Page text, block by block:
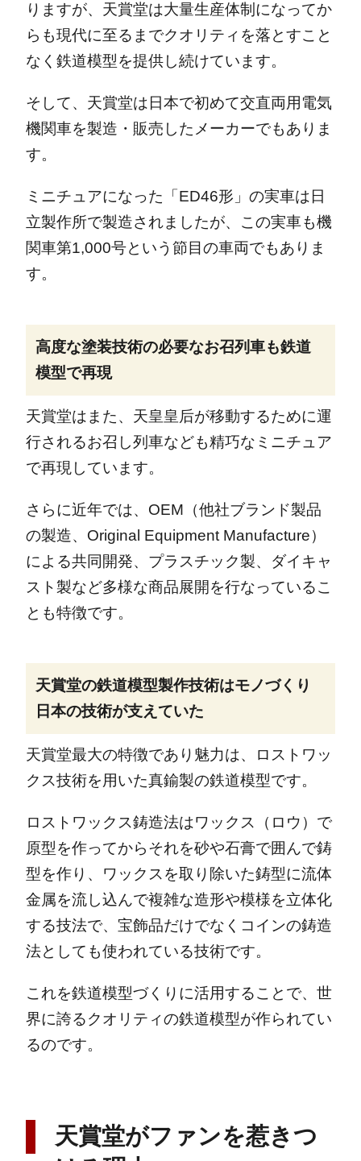
りますが、天賞堂は大量生産体制になってか
らも現代に至るまでクオリティを落とすこと
なく鉄道模型を提供し続けています。
そして、天賞堂は日本で初めて交直両用電気
機関車を製造・販売したメーカーでもありま
す。
ミニチュアになった「ED46形」の実車は日
立製作所で製造されましたが、この実車も機
関車第1,000号という節目の車両でもありま
す。
高度な塗装技術の必要なお召列車も鉄道
模型で再現
天賞堂はまた、天皇皇后が移動するために運
行されるお召し列車なども精巧なミニチュア
で再現しています。
さらに近年では、OEM（他社ブランド製品
の製造、Original Equipment Manufacture）
による共同開発、プラスチック製、ダイキャ
スト製など多様な商品展開を行なっているこ
とも特徴です。
天賞堂の鉄道模型製作技術はモノづくり
日本の技術が支えていた
天賞堂最大の特徴であり魅力は、ロストワッ
クス技術を用いた真鍮製の鉄道模型です。
ロストワックス鋳造法はワックス（ロウ）で
原型を作ってからそれを砂や石膏で囲んで鋳
型を作り、ワックスを取り除いた鋳型に流体
金属を流し込んで複雑な造形や模様を立体化
する技法で、宝飾品だけでなくコインの鋳造
法としても使われている技術です。
これを鉄道模型づくりに活用することで、世
界に誇るクオリティの鉄道模型が作られてい
るのです。
天賞堂がファンを惹きつ